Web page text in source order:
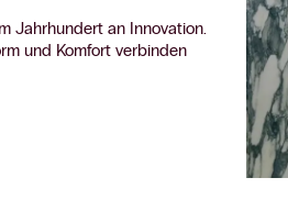
Jahrhundert an Innovation.
und Komfort verbinden